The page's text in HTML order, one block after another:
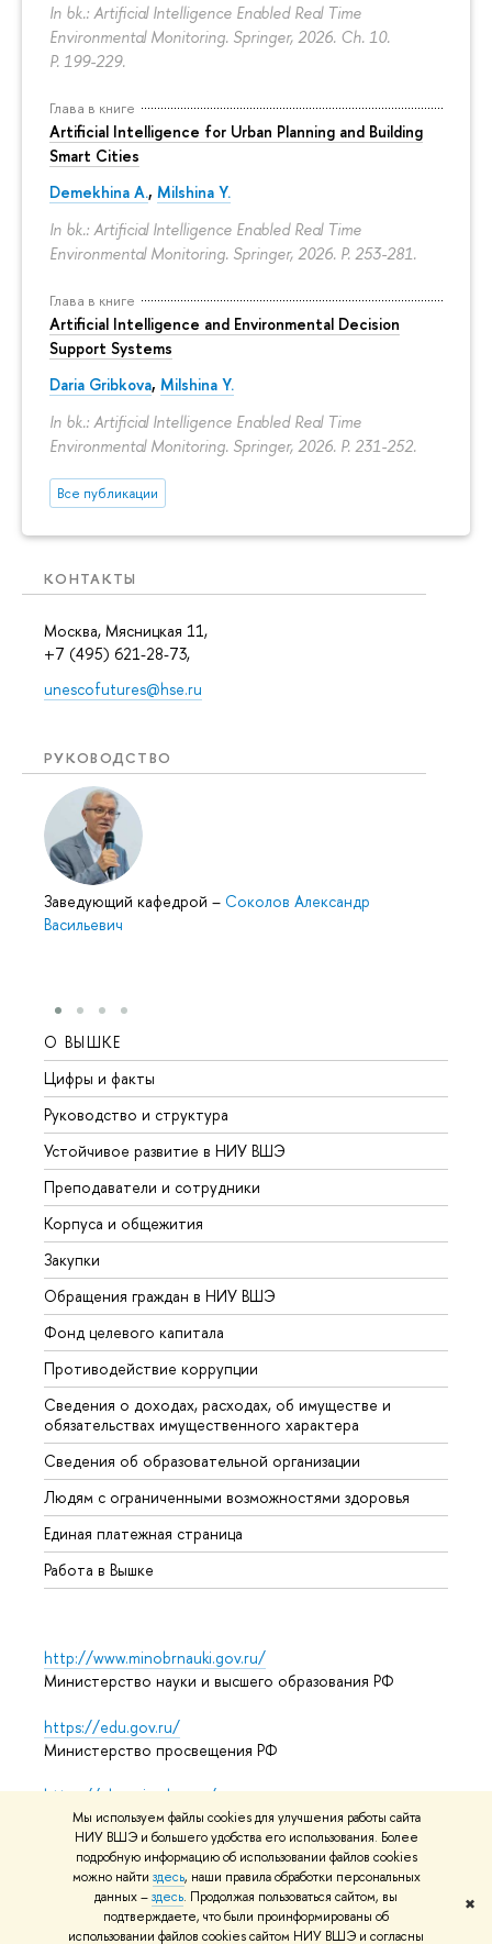
Мы используем файлы cookies для улучшения работы сайта
НИУ ВШЭ и большего удобства его использования. Более
подробную информацию об использовании файлов cookies
можно найти здесь, наши правила обработки персональных
данных –здесь. Продолжая пользоваться сайтом, вы
подтверждаете, что были проинформированы об
использовании файлов cookies сайтом НИУ ВШЭ и согласны
✖
In bk.: Artificial Intelligence Enabled Real Time
Environmental Monitoring. Springer, 2026. Ch. 10.
P. 199-229.
Глава в книге
Artificial Intelligence for Urban Planning and Building
Smart Cities
Demekhina A., Milshina Y.
In bk.: Artificial Intelligence Enabled Real Time
Environmental Monitoring. Springer, 2026. P. 253-281.
Глава в книге
Artificial Intelligence and Environmental Decision
Support Systems
Daria Gribkova, Milshina Y.
In bk.: Artificial Intelligence Enabled Real Time
Environmental Monitoring. Springer, 2026. P. 231-252.
Все публикации
КОНТАКТЫ
Москва, Мясницкая 11,
+7 (495) 621-28-73,
unescofutures@hse.ru
РУКОВОДСТВО
Заведующий кафедрой – Соколов Александр
Васильевич
О ВЫШКЕ
Цифры и факты
Руководство и структура
Устойчивое развитие в НИУ ВШЭ
Преподаватели и сотрудники
Корпуса и общежития
Закупки
Обращения граждан в НИУ ВШЭ
Фонд целевого капитала
Противодействие коррупции
Сведения о доходах, расходах, об имуществе и
обязательствах имущественного характера
Сведения об образовательной организации
Людям с ограниченными возможностями здоровья
Единая платежная страница
Работа в Вышке
http://www.minobrnauki.gov.ru/
Министерство науки и высшего образования РФ
https://edu.gov.ru/
Министерство просвещения РФ
https://elearning.hse.ru/mooc
Массовые открытые онлайн-курсы
© НИУ ВШЭ 1993–2026 Адреса и контактыУсловия
использования материаловПолитика конфиденциальности
Карта сайта